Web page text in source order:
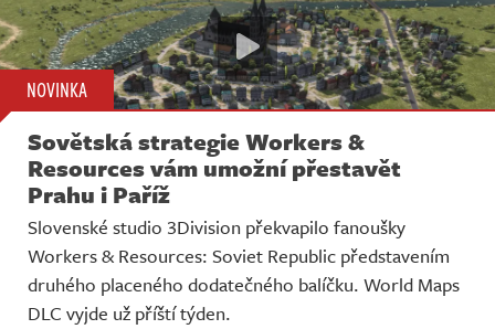
NOVINKA
Sovětská strategie Workers &
Resources vám umožní přestavět
Prahu i Paříž
Slovenské studio 3Division překvapilo fanoušky
Workers & Resources: Soviet Republic představením
druhého placeného dodatečného balíčku. World Maps
DLC vyjde už příští týden.